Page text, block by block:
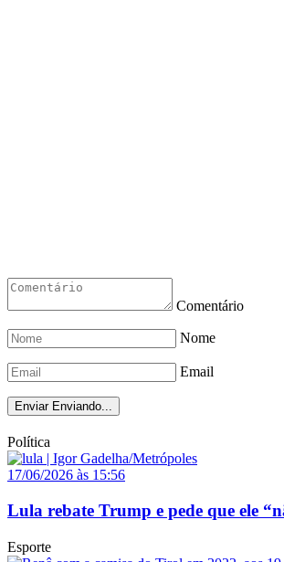
Comentário
Nome
Email
Enviar Enviando...
Política
17/06/2026 às 15:56
Lula rebate Trump e pede que ele
Esporte